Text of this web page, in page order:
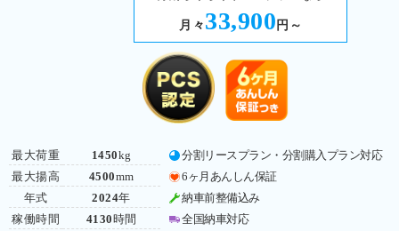
月々 33,900 円～
最大荷重
最大揚高
年式
稼働時間
1450kg
4500mm
2024年
4130 時間
分割リースプラン・分割購入プラン対応
6ヶ月あんしん保証
納車前整備込み
全国納車対応